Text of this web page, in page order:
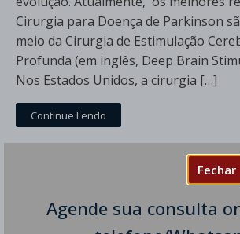
Fechar
Agende sua consulta
Cirurgia para Doença de Parkinson
meio da Cirurgia de Estimulação
Profunda (em inglês, Deep Brain
Nos Estados Unidos, a cirurgia […]
Continue Lendo